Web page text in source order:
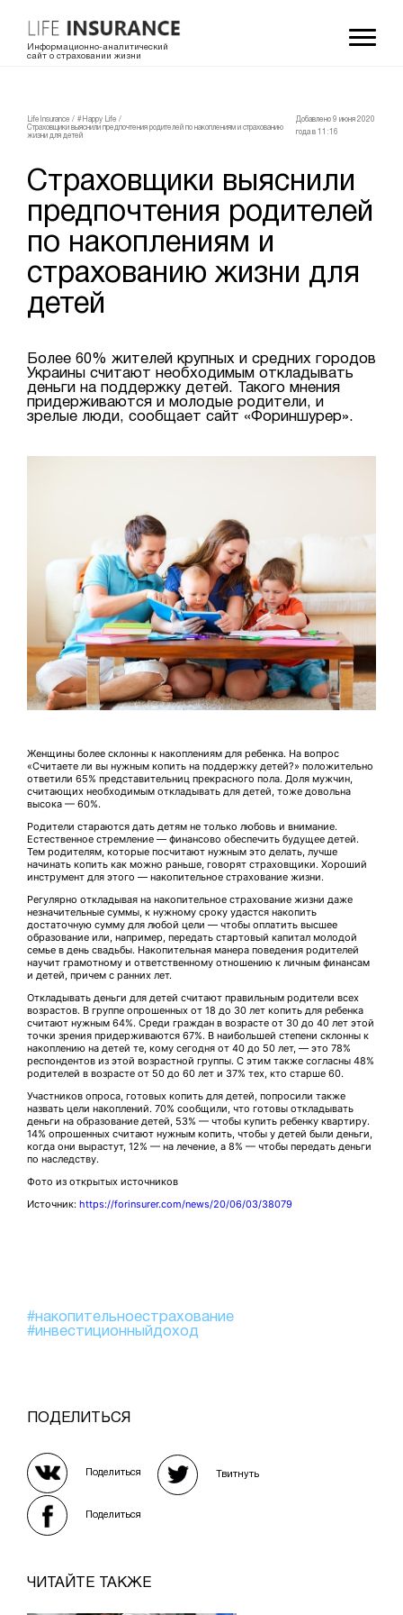
Информационно-аналитический
сайт о страховании жизни
LifeInsurance / #Happy Life /
Страховщики выяснили предпочтения родителей по накоплениям и страхованию
жизни для детей
Добавлено 9 июня 2020
года в 11:16
Страховщики выяснили
предпочтения родителей
по накоплениям и
страхованию жизни для
детей
Более 60% жителей крупных и средних городов
Украины считают необходимым откладывать
деньги на поддержку детей. Такого мнения
придерживаются и молодые родители, и
зрелые люди, сообщает сайт «Фориншурер».
Женщины более склонны к накоплениям для ребенка. На вопрос
«Считаете ли вы нужным копить на поддержку детей?» положительно
ответили 65% представительниц прекрасного пола. Доля мужчин,
считающих необходимым откладывать для детей, тоже довольна
высока — 60%.
Родители стараются дать детям не только любовь и внимание.
Естественное стремление — финансово обеспечить будущее детей.
Тем родителям, которые посчитают нужным это делать, лучше
начинать копить как можно раньше, говорят страховщики. Хороший
инструмент для этого — накопительное страхование жизни.
Регулярно откладывая на накопительное страхование жизни даже
незначительные суммы, к нужному сроку удастся накопить
достаточную сумму для любой цели — чтобы оплатить высшее
образование или, например, передать стартовый капитал молодой
семье в день свадьбы. Накопительная манера поведения родителей
научит грамотному и ответственному отношению к личным финансам
и детей, причем с ранних лет.
Откладывать деньги для детей считают правильным родители всех
возрастов. В группе опрошенных от 18 до 30 лет копить для ребенка
считают нужным 64%. Среди граждан в возрасте от 30 до 40 лет этой
точки зрения придерживаются 67%. В наибольшей степени склонны к
накоплению на детей те, кому сегодня от 40 до 50 лет, — это 78%
респондентов из этой возрастной группы. С этим также согласны 48%
родителей в возрасте от 50 до 60 лет и 37% тех, кто старше 60.
Участников опроса, готовых копить для детей, попросили также
назвать цели накоплений. 70% сообщили, что готовы откладывать
деньги на образование детей, 53% — чтобы купить ребенку квартиру.
14% опрошенных считают нужным копить, чтобы у детей были деньги,
когда они вырастут, 12% — на лечение, а 8% — чтобы передать деньги
по наследству.
Фото из открытых источников
Источник: https://forinsurer.com/news/20/06/03/38079
#накопительноестрахование
#инвестиционныйдоход
ПОДЕЛИТЬСЯ
Поделиться Твитнуть
Поделиться
ЧИТАЙТЕ ТАКЖЕ